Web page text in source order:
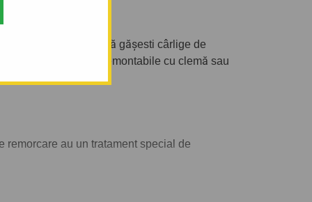
În oferta noastră gășesti cârlige de
semi-demontabile, demontabile cu clemă sau
remorcare au un tratament special de
tractați.